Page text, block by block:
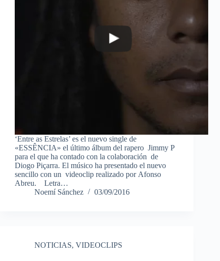
‘Entre as Estrelas’ es el nuevo single de
«ESSÊNCIA» el último álbum del rapero Jimmy P
para el que ha contado con la colaboración de
Diogo Piçarra. El músico ha presentado el nuevo
sencillo con un videoclip realizado por Afonso
Abreu. Letra…
Noemí Sánchez
03/09/2016
NOTICIAS, VIDEOCLIPS